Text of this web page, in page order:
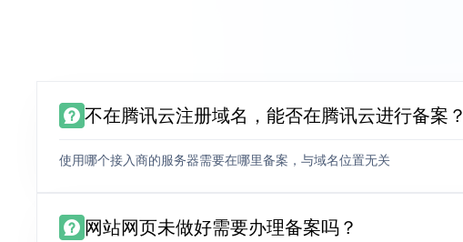
不在腾讯云注册域名，能否在腾讯云进行备案？
使用哪个接入商的服务器需要在哪里备案，与域名位置无关
网站网页未做好需要办理备案吗？